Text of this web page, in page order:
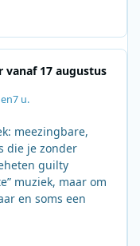
vanaf 17 augustus
7 u.
meezingbare,
die je zonder
guilty
muziek, maar om
en soms een